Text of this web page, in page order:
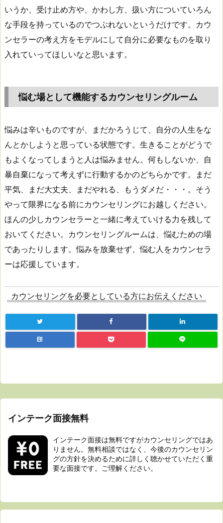
いうか、受け止め方や、かわし方、扱い方についていろん
な手段を持っているのでつぶれないというだけです。カウ
ンセラーの考え方をモデルにして自分に必要なものを取り
入れていってほしいなと思います。
悩む場として機能するカウンセリングルーム
悩みは辛いものですが、まだかろうじて、自分の人生をな
んとかしようと思っている状態です。生きることがどうで
もよくなってしまうと人は悩みません。何もしないか、自
暴自棄になって考えずに行動するかのどちらかです。まだ
平気、まだ大丈夫、まだやれる、もうダメだ・・・。そう
やって限界になる前にカウンセリングにお越しください。
ほんの少しカウンセラーと一緒に考えていける力を残して
おいてください。カウンセリングルームは、悩むための場
であったりします。悩みを放棄せず、悩む人をカウンセラ
ーは応援しています。
カウンセリングを必要としている方にお伝えください
B!
インテーク面接無料
インテーク面接は無料ですがカウンセリングではあ
りません。無料相談ではなく、今後のカウンセリン
グの方針を決めるために詳しく聴かせていただく重
要な面接です。ご理解ください。